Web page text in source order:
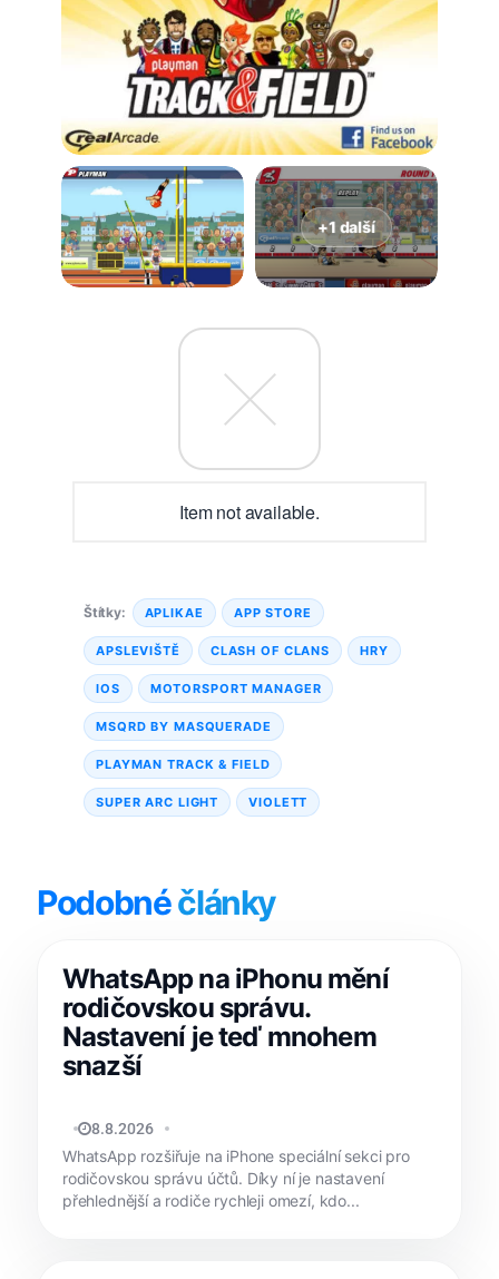
+1 další
Item not available.
Štítky: APLIKAE APP STORE
APSLEVIŠTĚ CLASH OF CLANS HRY
IOS MOTORSPORT MANAGER
MSQRD BY MASQUERADE
PLAYMAN TRACK & FIELD
SUPER ARC LIGHT VIOLETT
Podobnéčlánky
WhatsApp na iPhonu mění
rodičovskou správu.
Nastavení je teď mnohem
snazší
JAN HOLEŠ
8.8.2026
WhatsApp rozšiřuje na iPhone speciální sekci pro
rodičovskou správu účtů. Díky ní je nastavení
přehlednější a rodiče rychleji omezí, kdo...